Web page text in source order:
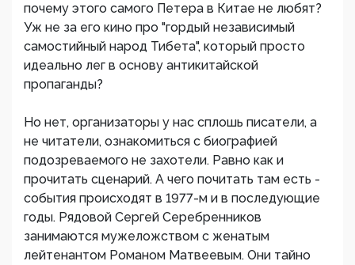
почему этого самого Петера в Китае не любят?
Уж не за его кино про "гордый независимый
самостийный народ Тибета", который просто
идеально лег в основу антикитайской
пропаганды?
Но нет, организаторы у нас сплошь писатели, а
не читатели, ознакомиться с биографией
подозреваемого не захотели. Равно как и
прочитать сценарий. А чего почитать там есть -
события происходят в 1977-м и в последующие
годы. Рядовой Сергей Серебренников
занимаются мужеложством с женатым
лейтенантом Романом Матвеевым. Они тайно